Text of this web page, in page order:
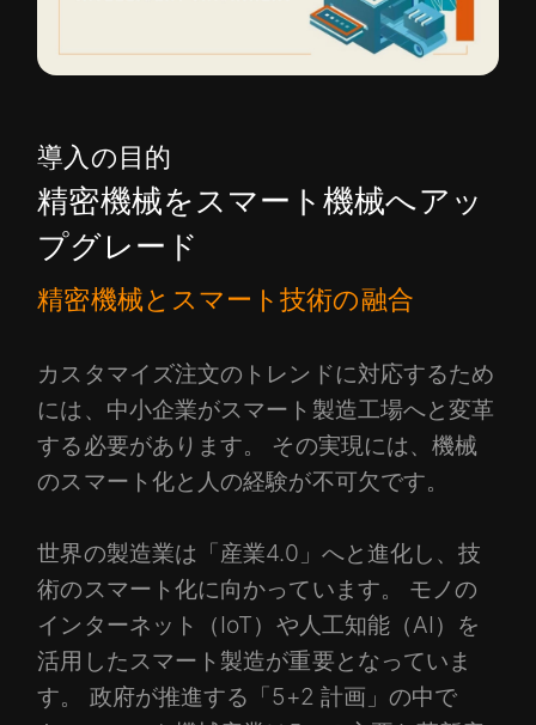
導入の目的
精密機械をスマート機械へアッ
プグレード
精密機械とスマート技術の融合
カスタマイズ注文のトレンドに対応するため
には、中小企業がスマート製造工場へと変革
する必要があります。 その実現には、機械
のスマート化と人の経験が不可欠です。
世界の製造業は「産業4.0」へと進化し、技
術のスマート化に向かっています。 モノの
インターネット（IoT）や人工知能（AI）を
活用したスマート製造が重要となっていま
す。 政府が推進する「5+2 計画」の中で